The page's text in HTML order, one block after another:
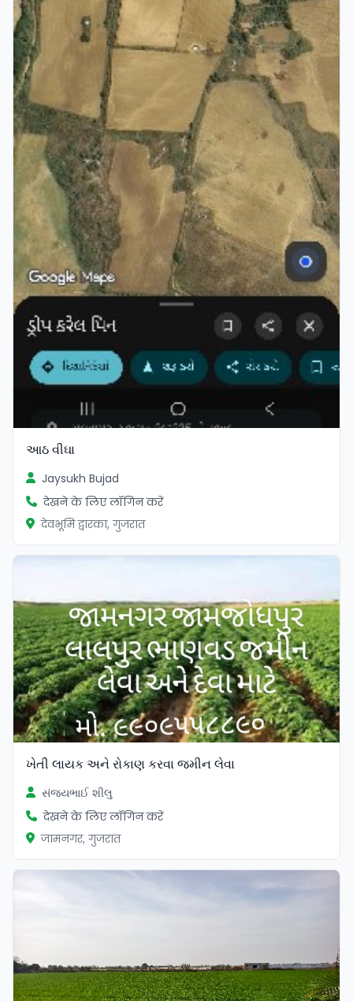
આઠ વીઘા
Jaysukh Bujad
देखने के लिए लॉगिन करें
देवभूमि द्वारका, गुजरात
ખેતી લાયક અને રોકાણ કરવા જમીન લેવા
સંજયભાઈ શીલુ
देखने के लिए लॉगिन करें
जामनगर, गुजरात